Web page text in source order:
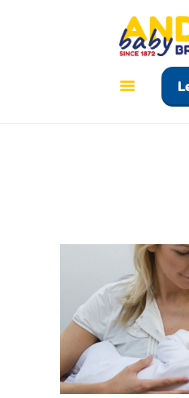
ANDRÉ
Le tout pour
ACCUEIL